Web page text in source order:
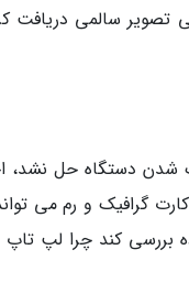
تصویر سالمی دریافت
دستگاه حل نشد،
گرافیک و رم می
بررسی کند چرا لپ